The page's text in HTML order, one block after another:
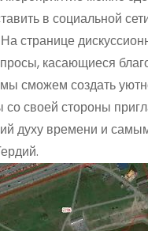
в социальной
странице
касающиеся
сможем создать
со своей стороны
духу времени и